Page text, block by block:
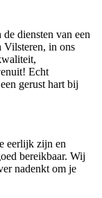
diensten van een
Vilsteren, in ons
Echt
gerust hart bij
eerlijk zijn en
bereikbaar. Wij
nadenkt om je